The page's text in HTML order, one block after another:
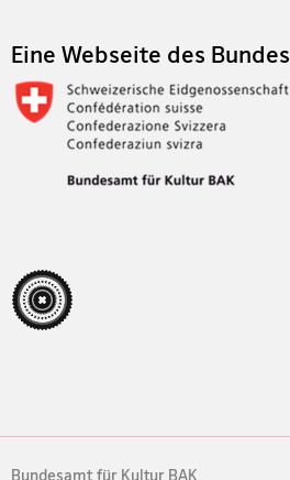
Eine Webseite des
Bundesamt für Kultur BAK